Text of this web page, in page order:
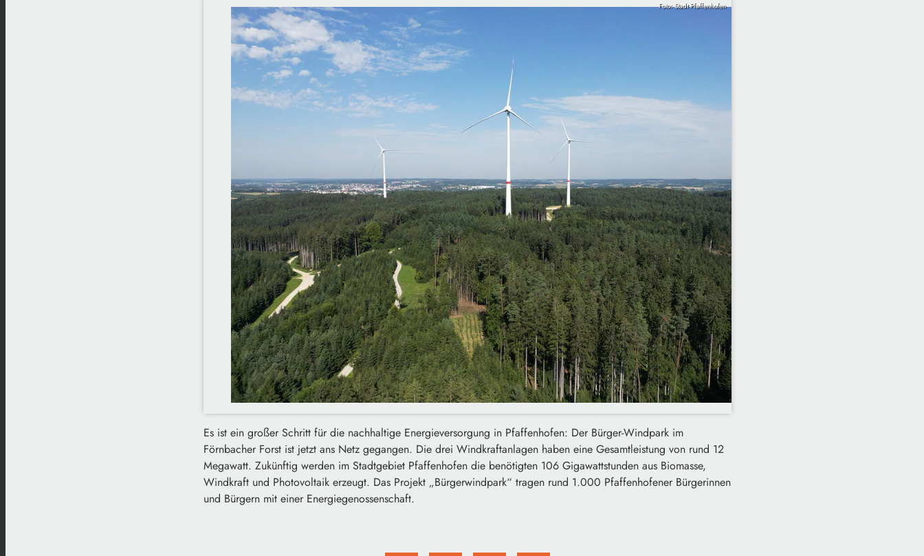
Foto: Stadt Pfaffenhofen
Es ist ein großer Schritt für die nachhaltige Energieversorgung in Pfaffenhofen: Der Bürger-Windpark im
Förnbacher Forst ist jetzt ans Netz gegangen. Die drei Windkraftanlagen haben eine Gesamtleistung von rund 12
Megawatt. Zukünftig werden im Stadtgebiet Pfaffenhofen die benötigten 106 Gigawattstunden aus Biomasse,
Windkraft und Photovoltaik erzeugt. Das Projekt „Bürgerwindpark“ tragen rund 1.000 Pfaffenhofener Bürgerinnen
und Bürgern mit einer Energiegenossenschaft.